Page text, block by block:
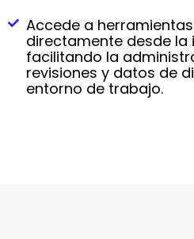
Accede a
directamente desde la
facilitando la
revisiones y datos de
entorno de trabajo.